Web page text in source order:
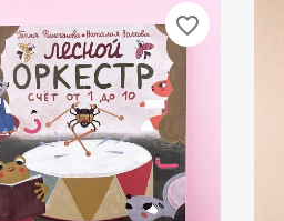
favorite_border